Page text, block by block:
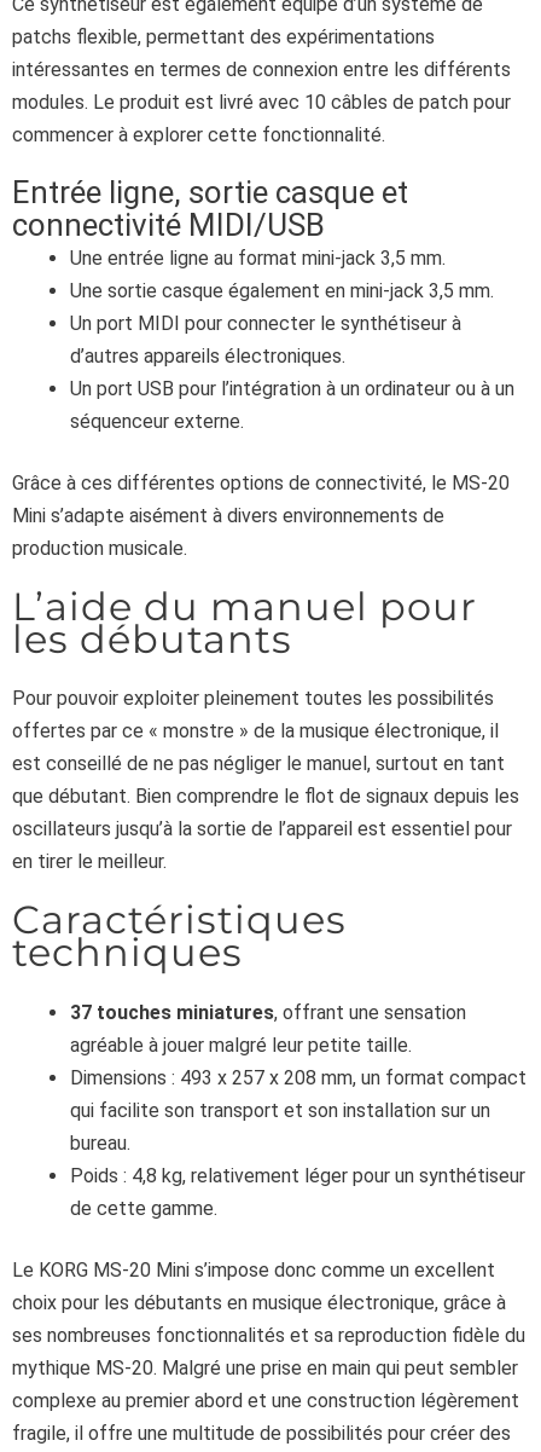
Ce synthétiseur est également équipé d’un système de
patchs flexible, permettant des expérimentations
intéressantes en termes de connexion entre les différents
modules. Le produit est livré avec 10 câbles de patch pour
commencer à explorer cette fonctionnalité.
Entrée ligne, sortie casque et
connectivité MIDI/USB
Une entrée ligne au format mini-jack 3,5 mm.
Une sortie casque également en mini-jack 3,5 mm.
Un port MIDI pour connecter le synthétiseur à
d’autres appareils électroniques.
Un port USB pour l’intégration à un ordinateur ou à un
séquenceur externe.
Grâce à ces différentes options de connectivité, le MS-20
Mini s’adapte aisément à divers environnements de
production musicale.
L’aide du manuel pour
les débutants
Pour pouvoir exploiter pleinement toutes les possibilités
offertes par ce « monstre » de la musique électronique, il
est conseillé de ne pas négliger le manuel, surtout en tant
que débutant. Bien comprendre le flot de signaux depuis les
oscillateurs jusqu’à la sortie de l’appareil est essentiel pour
en tirer le meilleur.
Caractéristiques
techniques
37 touches miniatures, offrant une sensation
agréable à jouer malgré leur petite taille.
Dimensions : 493 x 257 x 208 mm, un format compact
qui facilite son transport et son installation sur un
bureau.
Poids : 4,8 kg, relativement léger pour un synthétiseur
de cette gamme.
Le KORG MS-20 Mini s’impose donc comme un excellent
choix pour les débutants en musique électronique, grâce à
ses nombreuses fonctionnalités et sa reproduction fidèle du
mythique MS-20. Malgré une prise en main qui peut sembler
complexe au premier abord et une construction légèrement
fragile, il offre une multitude de possibilités pour créer des